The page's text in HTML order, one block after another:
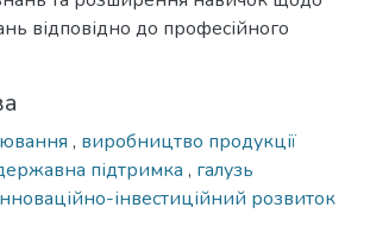
відповідно до професійного
, виробництво продукції
підтримка , галузь
інвестиційний розвиток